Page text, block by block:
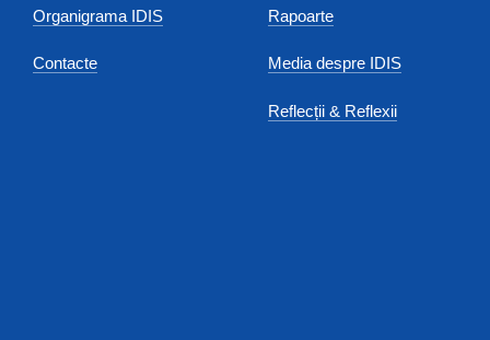
Organigrama IDIS
Contacte
Rapoarte
Media despre IDIS
Reflecții & Reflexii